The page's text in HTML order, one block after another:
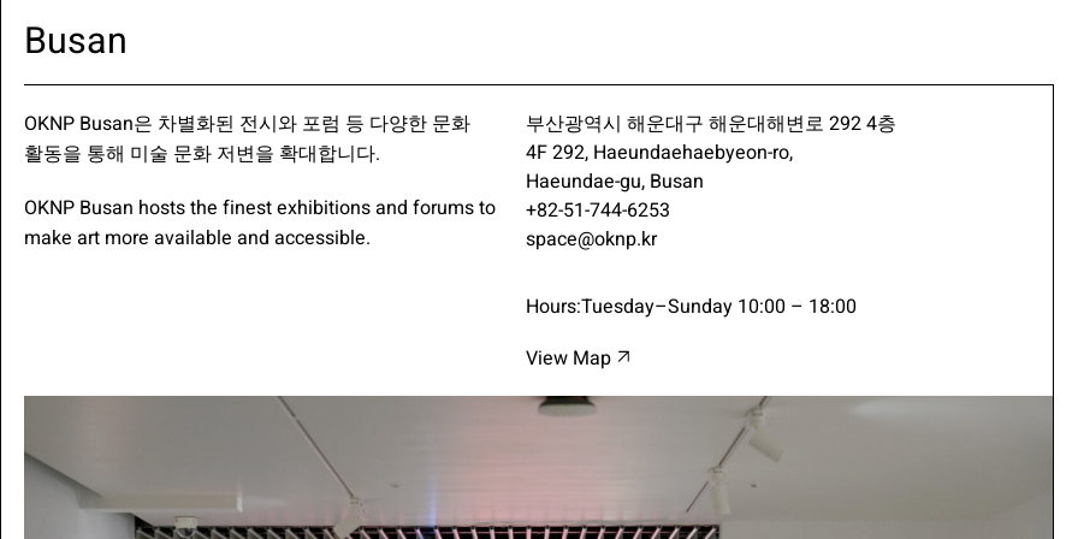
Busan
OKNP Busan은 차별화된 전시와 포럼 등 다양한 문화
활동을 통해 미술 문화 저변을 확대합니다.
OKNP Busan hosts the finest exhibitions and forums to
make art more available and accessible.
부산광역시 해운대구 해운대해변로 292 4층
4F 292, Haeundaehaebyeon-ro,
Haeundae-gu, Busan
+82-51-744-6253
space@oknp.kr
Hours:Tuesday–Sunday 10:00 – 18:00
View Map